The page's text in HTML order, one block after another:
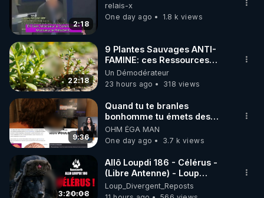
2:18
relais-x
One day ago
1.8 k views
22:18
9 Plantes Sauvages ANTI-
FAMINE: ces Ressources
JARDIN&des Haies
Un Démodérateur
23 hours ago
318 views
9:36
Quand tu te branles
bonhomme tu émets des
ondes ils ont juste omis de
t'expliquer
OHM ÉGA MAN
One day ago
3.7 k views
3:20:08
Allô Loupdi 186 - Célérus -
(Libre Antenne) - Loup
Divergent 2026.08.06
Loup_Divergent_Reposts